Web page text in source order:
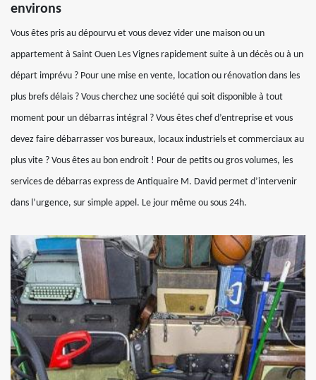
environs
Vous êtes pris au dépourvu et vous devez vider une maison ou un
appartement à Saint Ouen Les Vignes rapidement suite à un décès ou à un
départ imprévu ? Pour une mise en vente, location ou rénovation dans les
plus brefs délais ? Vous cherchez une société qui soit disponible à tout
moment pour un débarras intégral ? Vous êtes chef d’entreprise et vous
devez faire débarrasser vos bureaux, locaux industriels et commerciaux au
plus vite ? Vous êtes au bon endroit ! Pour de petits ou gros volumes, les
services de débarras express de Antiquaire M. David permet d’intervenir
dans l’urgence, sur simple appel. Le jour même ou sous 24h.